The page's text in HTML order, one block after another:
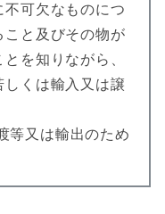
可欠なものにつ
こと及びその物が
を知りながら、
くは輸入又は譲
等又は輸出のため